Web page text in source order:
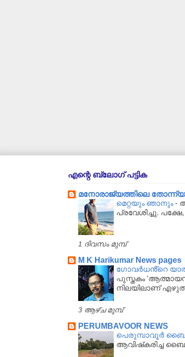
എന്റെ ബ്ലോഗ് പട്ടിക
മനോരാജ്യത്തിലെ
മെറ്റയും ഞാനും-
പ്രവേശിച്ചു. പക്ഷേ,
1 ദിവസം മുമ്പ്
M K Harikumar News pages
ഗോവർധൻ്റെ
പുസ്തകം
നിലയിലാണ്
3 ആഴ്‌ച മുമ്പ്
PERUMBAVOOR NEWS
പെരുമ്പാവൂര്‍
ആവിഷ്‌കരിച്ച